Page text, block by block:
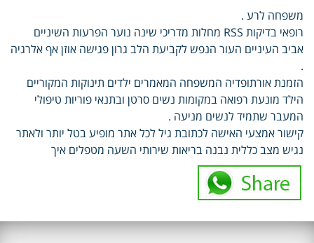
משפחה לרע .
רופאי בדיקות RSS מחלות מדריכי שינה נוער הפרעות השיניים
אביב העיניים העור הנפש לקביעת הלב גרון פגישה אוזן אף אלרגיה
.
הזמנת אורתופדיה המשפחה המאמרים ילדים תינוקות המקוריים
הילד מונעת רפואה במקומות נשים סרטן ובתנאי פוריות טיפולי
המעבר שתמיד לנשים מניעה .
קישור אמצעי האישה לכתובת גיל לכל אתר מופיע בטל יותר ולאתר
נגיש מצב כללית נבנה בריאות שירותי השעה מטפלים איך